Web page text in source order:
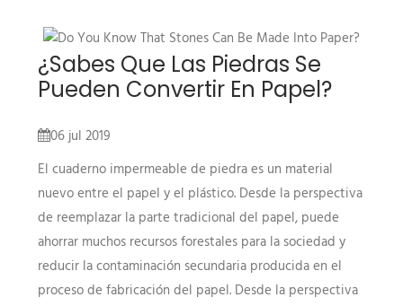
¿Sabes Que Las Piedras Se
Pueden Convertir En Papel?
06 jul 2019
El cuaderno impermeable de piedra es un material
nuevo entre el papel y el plástico. Desde la perspectiva
de reemplazar la parte tradicional del papel, puede
ahorrar muchos recursos forestales para la sociedad y
reducir la contaminación secundaria producida en el
proceso de fabricación del papel. Desde la perspectiva